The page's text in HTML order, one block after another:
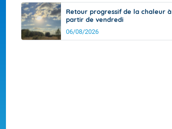
Retour progressif de la chaleur à
partir de vendredi
06/08/2026